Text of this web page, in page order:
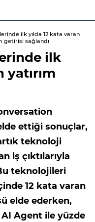
ilk yılda 12 kata varan
getirisi sağlandı
ilk
yatırım
ettiği sonuçlar,
teknoloji
iş çıktılarıyla
teknolojileri
12 kata varan
elde ederken,
Agent ile yüzde